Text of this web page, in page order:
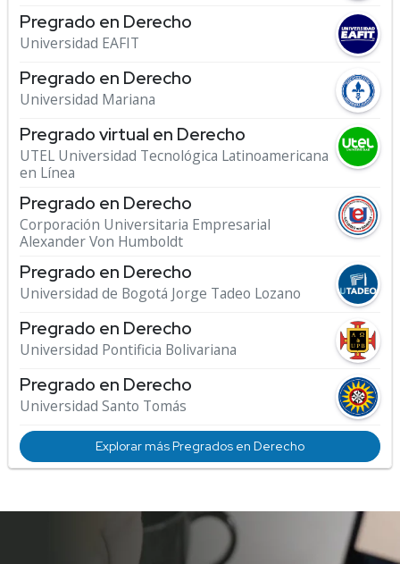
Pregrado en Derecho
Universidad EAFIT
Pregrado en Derecho
Universidad Mariana
Pregrado virtual en Derecho
UTEL Universidad Tecnológica Latinoamericana
en Línea
Pregrado en Derecho
Corporación Universitaria Empresarial
Alexander Von Humboldt
Pregrado en Derecho
Universidad de Bogotá Jorge Tadeo Lozano
Pregrado en Derecho
Universidad Pontificia Bolivariana
Pregrado en Derecho
Universidad Santo Tomás
Explorar más Pregrados en Derecho